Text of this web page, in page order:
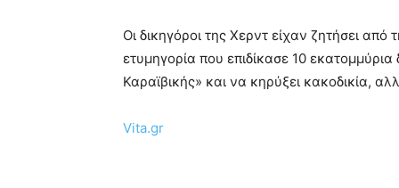
Οι δικηγόροι της Χερντ είχαν ζητήσει
ετυμηγορία που επιδίκασε 10
Καραϊβικής» και να κηρύξει κακοδικία,
Vita.gr